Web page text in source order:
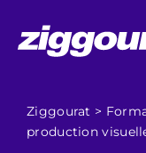
Ziggourat >
production